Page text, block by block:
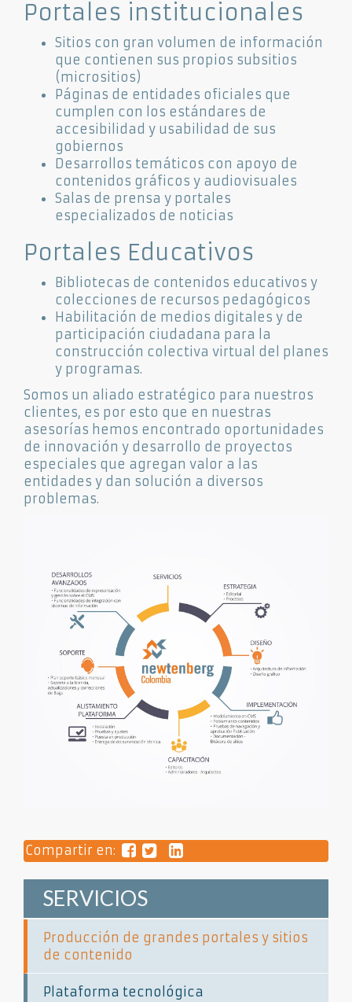
Portales institucionales
Sitios con gran volumen de información
que contienen sus propios subsitios
(micrositios)
Páginas de entidades oficiales que
cumplen con los estándares de
accesibilidad y usabilidad de sus
gobiernos
Desarrollos temáticos con apoyo de
contenidos gráficos y audiovisuales
Salas de prensa y portales
especializados de noticias
Portales Educativos
Bibliotecas de contenidos educativos y
colecciones de recursos pedagógicos
Habilitación de medios digitales y de
participación ciudadana para la
construcción colectiva virtual del planes
y programas.
Somos un aliado estratégico para nuestros
clientes, es por esto que en nuestras
asesorías hemos encontrado oportunidades
de innovación y desarrollo de proyectos
especiales que agregan valor a las
entidades y dan solución a diversos
problemas.
Compartir en:
SERVICIOS
Producción de grandes portales y sitios
de contenido
Plataforma tecnológica